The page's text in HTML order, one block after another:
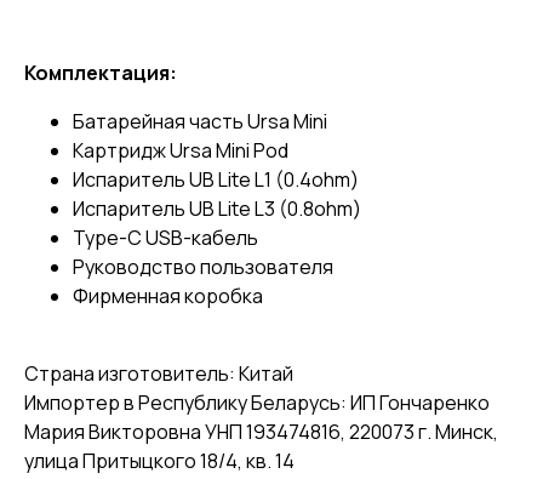
Комплектация:
Батарейная часть Ursa Mini
Картридж Ursa Mini Pod
Испаритель UB Lite L1 (0.4ohm)
Испаритель UB Lite L3 (0.8ohm)
Type-C USB-кабель
Руководство пользователя
Фирменная коробка
Страна изготовитель: Китай
Импортер в Республику Беларусь: ИП Гончаренко
Мария Викторовна УНП 193474816, 220073 г. Минск,
улица Притыцкого 18/4, кв. 14